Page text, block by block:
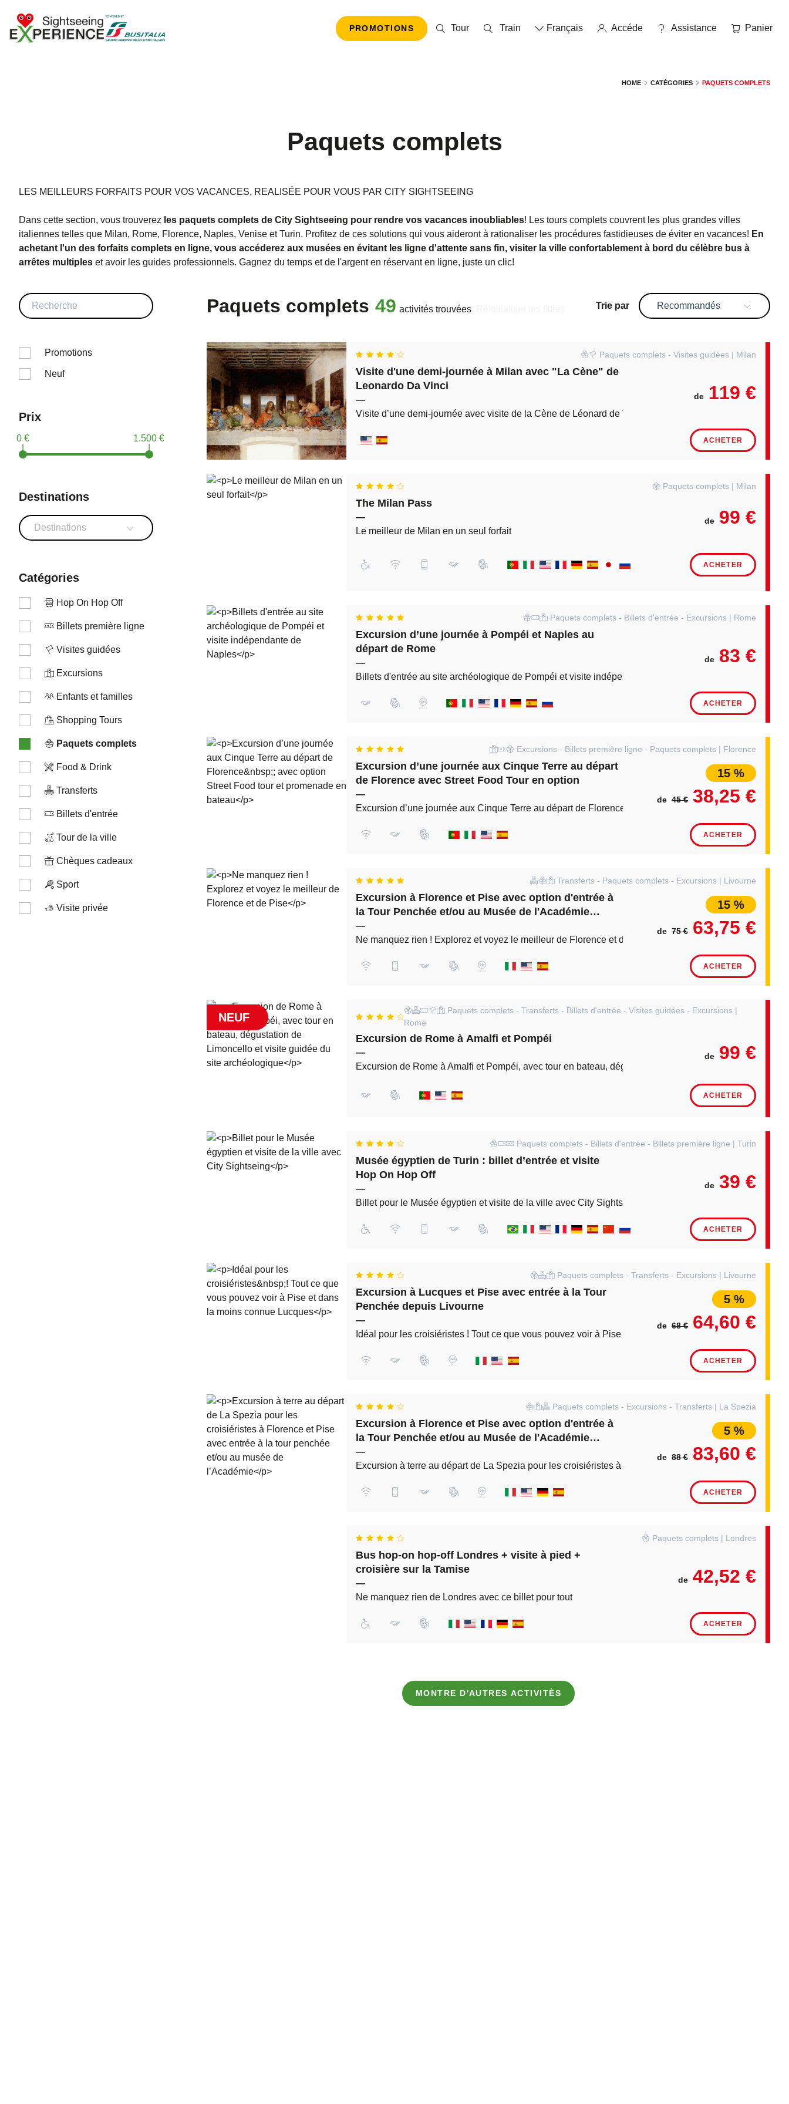
PROMOTIONS Tour Train Français Accéde assistance Panier
HOME CATÉGORIES PAQUETS COMPLETS
Paquets complets
LES MEILLEURS FORFAITS POUR VOS VACANCES, REALISÉE POUR VOUS PAR CITY SIGHTSEEING
Dans cette section, vous trouverez les paquets complets de City Sightseeing pour rendre vos vacances inoubliables! Les tours complets couvrent les plus grandes villes
italiennes telles que Milan, Rome, Florence, Naples, Venise et Turin. Profitez de ces solutions qui vous aideront à rationaliser les procédures fastidieuses de éviter en vacances! En
achetant l'un des forfaits complets en ligne, vous accéderez aux musées en évitant les ligne d'attente sans fin, visiter la ville confortablement à bord du célèbre bus à
arrêtes multiples et avoir les guides professionnels. Gagnez du temps et de l'argent en réservant en ligne, juste un clic!
Paquets complets 49 activités trouvées Trie par Recommandés
Promotions
Neuf
Prix
0 €
1.500 €
Destinations
Destinations
catégories
Hop On Hop Off
Billets première ligne
Visites guidées
Excursions
Enfants et familles
Shopping Tours
Paquets complets
Food & Drink
Transferts
Billets d'entrée
Tour de la ville
Chèques cadeaux
Sport
Visite privée
Paquets complets - Visites guidées | Milan
Visite d'une demi-journée à Milan avec "La Cène" de
Leonardo Da Vinci
—
Visite d’une demi-journée avec visite de la Cène de Léonard de Vinci
de 119 €
ACHETER
Paquets complets | Milan
The Milan Pass
—
Le meilleur de Milan en un seul forfait
de 99 €
ACHETER
Paquets complets - Billets d'entrée - Excursions | Rome
Excursion d’une journée à Pompéi et Naples au
départ de Rome
—
Billets d'entrée au site archéologique de Pompéi et visite indépendante de Naples
de 83 €
ACHETER
Excursions - Billets première ligne - Paquets complets | Florence
Excursion d’une journée aux Cinque Terre au départ
de Florence avec Street Food Tour en option
—
Excursion d’une journée aux Cinque Terre au départ de Florence ; avec option Street Food tour et
15 %
de 45 € 38,25 €
ACHETER
Transferts - Paquets complets - Excursions | Livourne
Excursion à Florence et Pise avec option d'entrée à
la Tour Penchée et/ou au Musée de l'Académie
depuis Livourne
—
Ne manquez rien ! Explorez et voyez le meilleur de Florence et de Pise
15 %
de 75 € 63,75 €
ACHETER
NEUF
Paquets complets - Transferts - Billets d'entrée - Visites guidées - Excursions |
Rome
Excursion de Rome à Amalfi et Pompéi
—
Excursion de Rome à Amalfi et Pompéi, avec tour en bateau, dégustation de Limoncello et visite
de 99 €
ACHETER
Paquets complets - Billets d'entrée - Billets première ligne | Turin
Musée égyptien de Turin : billet d’entrée et visite
Hop On Hop Off
—
Billet pour le Musée égyptien et visite de la ville avec City Sightseing
de 39 €
ACHETER
Paquets complets - Transferts - Excursions | Livourne
Excursion à Lucques et Pise avec entrée à la Tour
Penchée depuis Livourne
—
Idéal pour les croisiéristes ! Tout ce que vous pouvez voir à Pise et dans la moins connue Lucques
5 %
de 68 € 64,60 €
ACHETER
Paquets complets - Excursions - Transferts | La Spezia
Excursion à Florence et Pise avec option d'entrée à
la Tour Penchée et/ou au Musée de l'Académie
depuis La Spezia
—
Excursion à terre au départ de La Spezia pour les croisiéristes à Florence et Pise avec entrée à la tour
5 %
de 88 € 83,60 €
ACHETER
Paquets complets | Londres
Bus hop-on hop-off Londres + visite à pied +
croisière sur la Tamise
—
Ne manquez rien de Londres avec ce billet pour tout
de 42,52 €
ACHETER
MONTRE D'AUTRES ACTIVITÈS